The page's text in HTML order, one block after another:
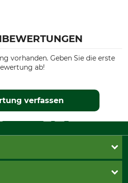
vorhanden. Geben Sie die erste
ab!
verfassen